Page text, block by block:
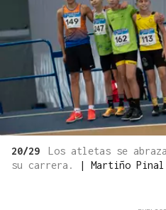
20/29
Los atletas se
su carrera.
| Martiño Pinal